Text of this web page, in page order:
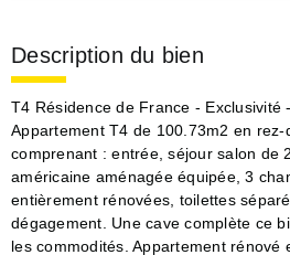
Description du bien
T4 Résidence de France - Exclusivité
Appartement T4 de 100.73m2 en
comprenant : entrée, séjour salon de
américaine aménagée équipée, 3
entièrement rénovées, toilettes
dégagement. Une cave complète ce
les commodités. Appartement rénové